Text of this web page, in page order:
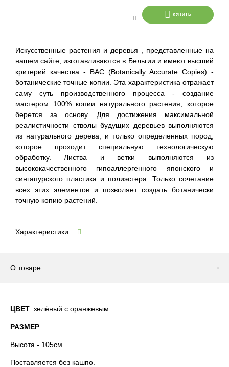
КУПИТЬ
Искусственные растения и деревья , представленные на
нашем сайте, изготавливаются в Бельгии и имеют высший
критерий качества - BAC (Botanically Accurate Copies) -
ботанические точные копии. Эта характеристика отражает
саму суть производственного процесса - создание
мастером 100% копии натурального растения, которое
берется за основу. Для достижения максимальной
реалистичности стволы будущих деревьев выполняются
из натурального дерева, и только определенных пород,
которое проходит специальную технологическую
обработку. Листва и ветки выполняются из
высококачественного гипоаллергенного японского и
сингапурского пластика и полиэстера. Только сочетание
всех этих элементов и позволяет создать ботанически
точную копию растений.
Характеристики
О товаре
ЦВЕТ: зелёный с оранжевым
РАЗМЕР:
Высота - 105см
Поставляется без кашпо.